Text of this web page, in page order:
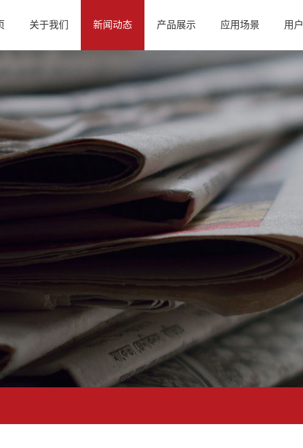
关于我们 新闻动态 产品展示 应用场景 用